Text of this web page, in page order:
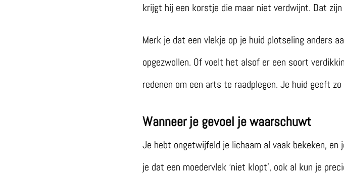
krijgt hij een korstje die maar niet verdwijnt. Dat
Merk je dat een vlekje op je huid plotseling anders
opgezwollen. Of voelt het alsof er een soort
redenen om een arts te raadplegen. Je huid geeft
Wanneer je gevoel je waarschuwt
Je hebt ongetwijfeld je lichaam al vaak bekeken,
je dat een moedervlek ‘niet klopt’, ook al kun je